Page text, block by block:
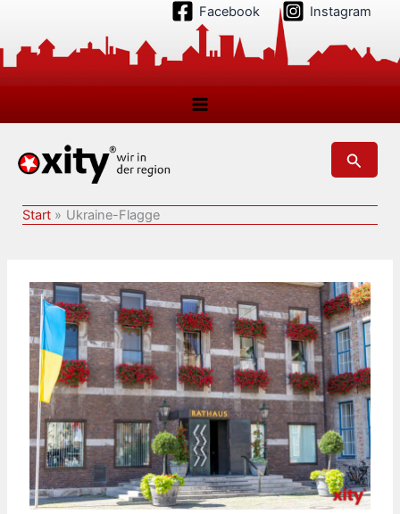
springen
Facebook Instagram
Suchen
Start Ukraine-Flagge